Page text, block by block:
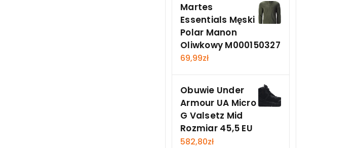
Martes
Essentials Męski
Polar Manon
Oliwkowy M000150327
69,99zł
Obuwie Under
Armour UA Micro
G Valsetz Mid
Rozmiar 45,5 EU
582,80zł